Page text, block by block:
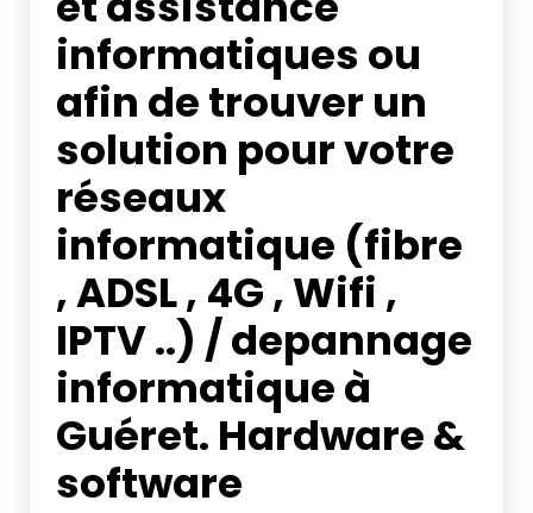
informatiques ou
afin de trouver un
solution pour votre
réseaux
informatique (fibre
, ADSL , 4G , Wifi ,
IPTV ..) / depannage
informatique à
Guéret. Hardware &
software